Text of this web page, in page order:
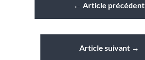
← Article précédent
Article suivant→